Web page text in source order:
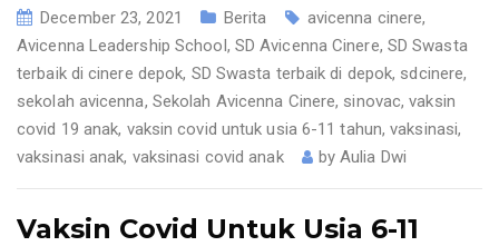
December 23, 2021 Berita avicenna cinere,
Avicenna Leadership School, SD Avicenna Cinere, SD Swasta
terbaik di cinere depok, SD Swasta terbaik di depok, sdcinere,
sekolah avicenna, Sekolah Avicenna Cinere, sinovac,vaksin
covid 19 anak, vaksin covid untuk usia 6-11 tahun,vaksinasi,
vaksinasi anak, vaksinasi covid anak byAulia Dwi
Vaksin Covid Untuk Usia 6-11